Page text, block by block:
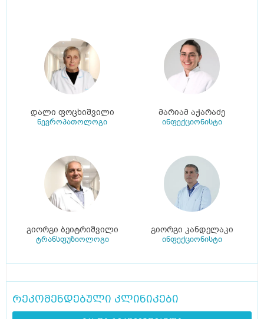
დალი ფოცხიშვილი
ნევროპათოლოგი
მარიამ აჭარაძე
ინფექციონისტი
გიორგი ბეიტრიშვილი
ტრანსფუზიოლოგი
გიორგი კანდელაკი
ინფექციონისტი
რეკომენდებული კლინიკები